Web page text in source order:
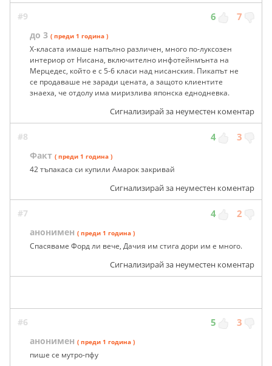
#9 6 7
до 3 ( преди 1 година )
Х-класата имаше напълно различен, много по-луксозен
интериор от Нисана, включително инфотейнмънта на
Мерцедес, който е с 5-6 класи над нисанския. Пикапът не
се продаваше не заради цената, а защото клиентите
знаеха, че отдолу има миризлива японска еднодневка.
Сигнализирай за неуместен коментар
#8 4 3
Факт ( преди 1 година )
42 тъпакаса си купили Амарок закривай
Сигнализирай за неуместен коментар
#7 4 2
анонимен ( преди 1 година )
Спасяваме Форд ли вече, Дачия им стига дори им е много.
Сигнализирай за неуместен коментар
#6 5 3
анонимен ( преди 1 година )
пише се мутро-пфу